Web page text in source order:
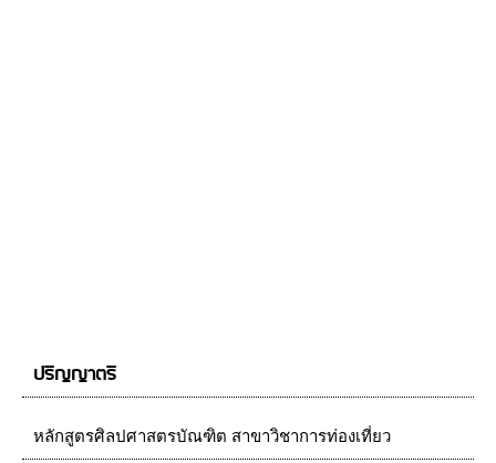
ปริญญาตรี
หลักสูตรศิลปศาสตรบัณฑิต สาขาวิชาการท่องเที่ยว